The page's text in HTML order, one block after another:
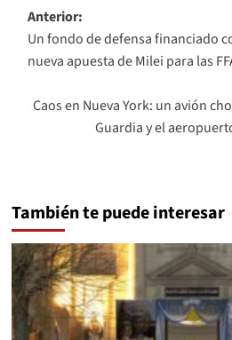
Navegación
de
entradas
Anterior:
Un fondo de defensa financiado
nueva apuesta de Milei para las
Caos en Nueva York: un avión
Guardia y el
También te puede interesar